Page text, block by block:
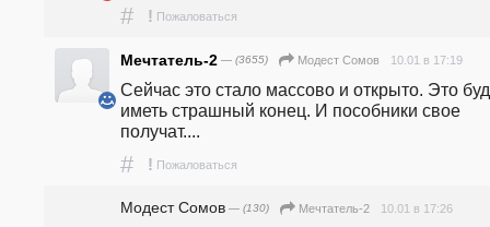
# ! Пожаловаться
Мечтатель-2 — (3655) Модест Сомов 10.01 в 17:19
Сейчас это стало массово и открыто. Это
иметь страшный конец. И пособники свое
получат....
# ! Пожаловаться
Модест Сомов — (130) Мечтатель-2 10.01 в 17:26